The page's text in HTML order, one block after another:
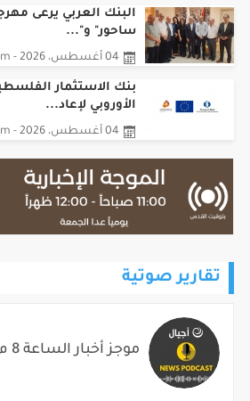
البنك العربي يرعى
ساحور" و"...
04 أغسطس، 2026 - 03:08pm
بنك الاستثمار
الأوروبي لإعاد...
04 أغسطس، 2026 - 03:08pm
تقارير صوتية
موجز أخبار الساعة 8 م 2026/08/06